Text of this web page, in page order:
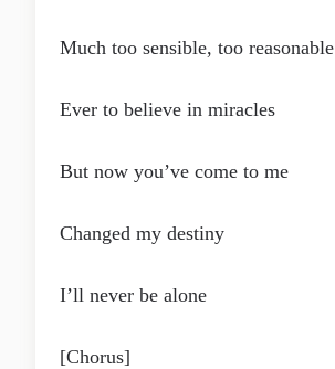
Much too sensible, too reasonable
Ever to believe in miracles
But now you’ve come to me
Changed my destiny
I’ll never be alone
[Chorus]